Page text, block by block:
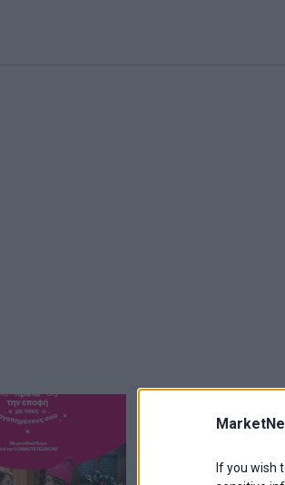
If you wish
COSMOTE
παραγγελίες, αλλά